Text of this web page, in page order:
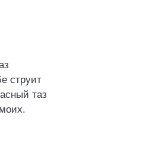
струит
таз